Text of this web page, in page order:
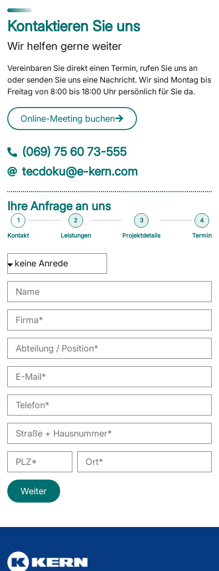
Kontaktieren Sie uns
Wir helfen gerne weiter
Vereinbaren Sie direkt einen Termin, rufen Sie uns an
oder senden Sie uns eine Nachricht. Wir sind Montag bis
Freitag von 8:00 bis 18:00 Uhr persönlich für Sie da.
Online-Meeting buchen
(069) 75 60 73-555
tecdoku@e-kern.com
Ihre Anfrage an uns
1
Kontakt
2
Leistungen
3
Projektdetails
4
Termin
Weiter